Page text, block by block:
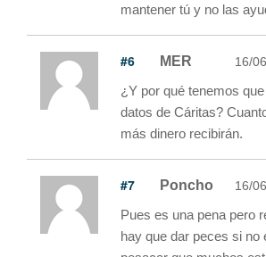
mantener tú y no las
#6 MER 16/
¿Y por qué tenemos
datos de Cáritas?
más dinero recibirán.
#7 Poncho 16/
Pues es una pena pero
hay que dar peces si no